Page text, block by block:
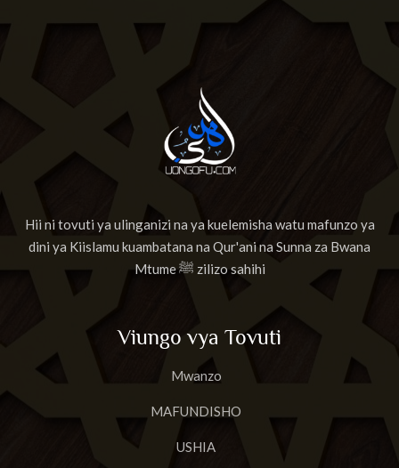
Hii ni tovuti ya ulinganizi na ya kuelemisha watu mafunzo ya
dini ya Kiislamu kuambatana na Qur'ani na Sunna za Bwana
Mtume ﷺ zilizo sahihi
Viungo vya Tovuti
Mwanzo
MAFUNDISHO
USHIA